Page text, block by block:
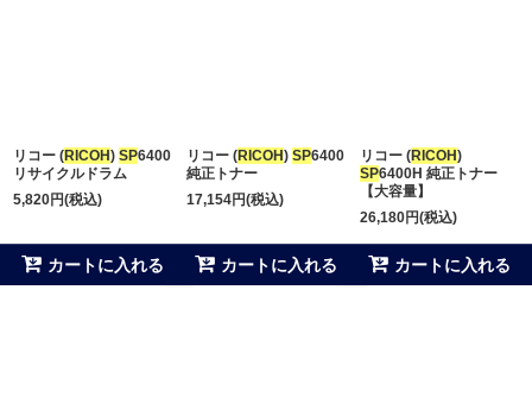
リコー (RICOH) SP6400
リサイクルドラム
5,820円(税込)
カートに入れる
リコー (RICOH) SP6400
純正トナー
17,154円(税込)
カートに入れる
リコー (RICOH)
SP6400H 純正トナー
【大容量】
26,180円(税込)
カートに入れる